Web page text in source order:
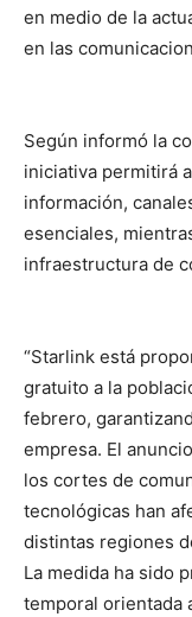
en medio de la
en las
Según informó la
iniciativa permitirá
información,
esenciales,
infraestructura de
“Starlink está
gratuito a la
febrero,
empresa. El
los cortes de
tecnológicas han
distintas regiones
La medida ha sido
temporal orientada